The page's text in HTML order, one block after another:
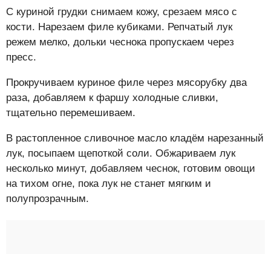
С куриной грудки снимаем кожу, срезаем мясо с
кости. Нарезаем филе кубиками. Репчатый лук
режем мелко, дольки чеснока пропускаем через
пресс.
Прокручиваем куриное филе через мясорубку два
раза, добавляем к фаршу холодные сливки,
тщательно перемешиваем.
В растопленное сливочное масло кладём нарезанный
лук, посыпаем щепоткой соли. Обжариваем лук
несколько минут, добавляем чеснок, готовим овощи
на тихом огне, пока лук не станет мягким и
полупрозрачным.